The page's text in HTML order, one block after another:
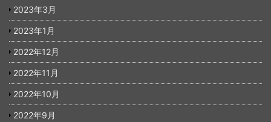
2023年3月
2023年1月
2022年12月
2022年11月
2022年10月
2022年9月